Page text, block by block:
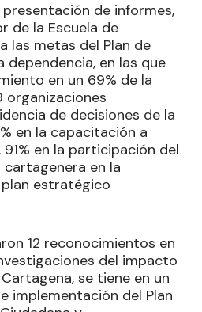
de informes,
de la Escuela de
las metas del Plan de
dependencia, en las que
en un 69% de la
organizaciones
de decisiones de la
en la capacitación a
en la participación del
cartagenera en la
estratégico
12 reconocimientos en
del impacto
se tiene en un
implementación del Plan